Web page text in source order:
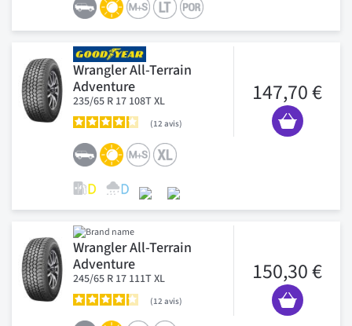
Wrangler All-Terrain
Adventure
235/65 R 17 108T XL
12 avis
147,70 €
Wrangler All-Terrain
Adventure
245/65 R 17 111T XL
12 avis
150,30 €